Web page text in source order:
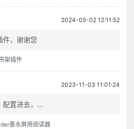
2024-05-02 12:11:52
件，谢谢您
架插件
2023-11-03 11:01:24
配置进去，...
墨水屏用阅读器